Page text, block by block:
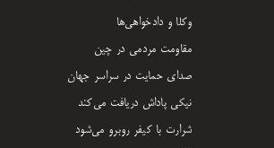
وکلا و دادخواهی‌ها
مقاومت مردمی در چین
صدای حمایت در سراسر جهان
نیکی پاداش دریافت می‌کند
شرارت با کیفر روبرو می‌شود